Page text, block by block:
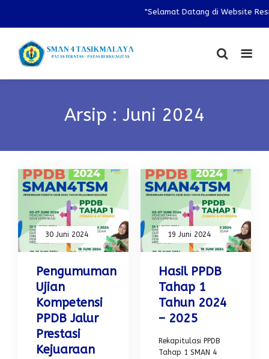
"Selamat Datang di Website
Arsip : Juni 2024
30 Juni 2024
Pengumuman
Ujian
Kompetensi
PPDB Jalur
Prestasi
Kejuaraan
19 Juni 2024
Hasil PPDB
Tahap 1
Tahun 2024
– 2025
Rekapitulasi PPDB
Tahap 1 SMAN 4